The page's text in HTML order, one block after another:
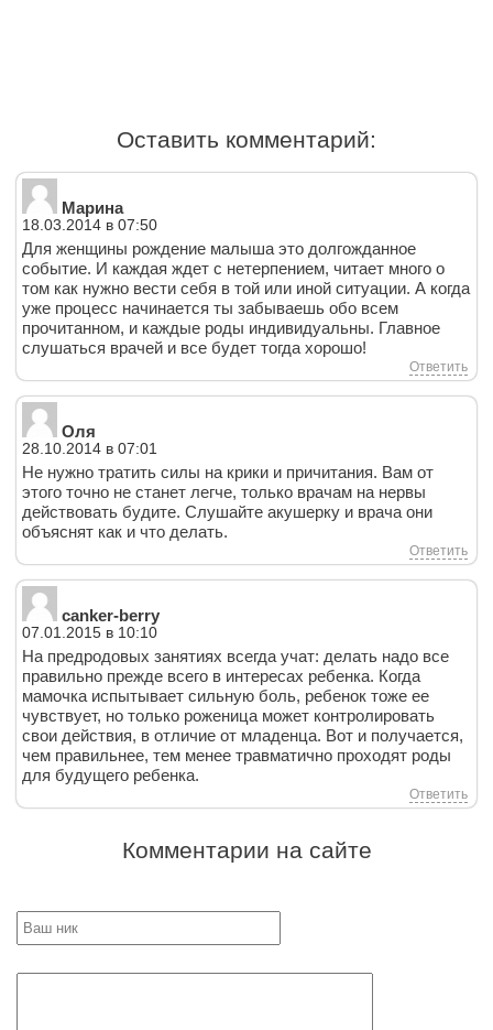
Оставить комментарий:
Марина
18.03.2014 в 07:50
Для женщины рождение малыша это долгожданное
событие. И каждая ждет с нетерпением, читает много о
том как нужно вести себя в той или иной ситуации. А когда
уже процесс начинается ты забываешь обо всем
прочитанном, и каждые роды индивидуальны. Главное
слушаться врачей и все будет тогда хорошо!
Ответить
Оля
28.10.2014 в 07:01
Не нужно тратить силы на крики и причитания. Вам от
этого точно не станет легче, только врачам на нервы
действовать будите. Слушайте акушерку и врача они
объяснят как и что делать.
Ответить
canker-berry
07.01.2015 в 10:10
На предродовых занятиях всегда учат: делать надо все
правильно прежде всего в интересах ребенка. Когда
мамочка испытывает сильную боль, ребенок тоже ее
чувствует, но только роженица может контролировать
свои действия, в отличие от младенца. Вот и получается,
чем правильнее, тем менее травматично проходят роды
для будущего ребенка.
Ответить
Комментарии на сайте